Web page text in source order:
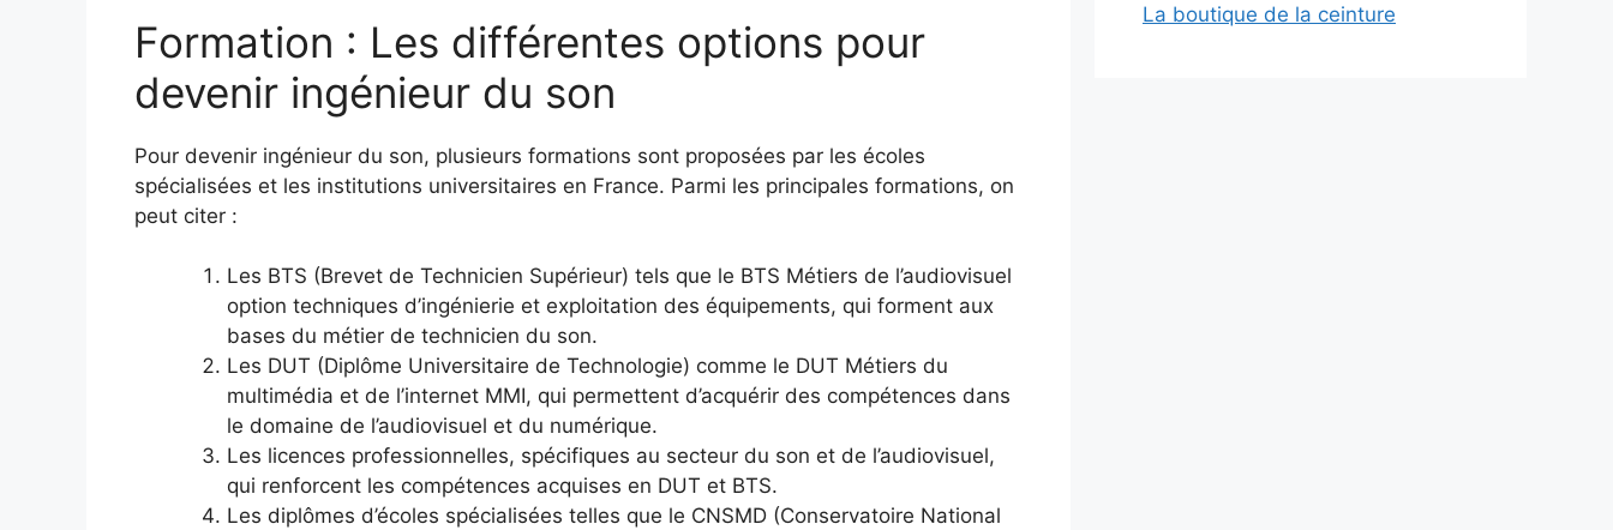
Formation : Les différentes options pour
devenir ingénieur du son
Pour devenir ingénieur du son, plusieurs formations sont proposées par les écoles
spécialisées et les institutions universitaires en France. Parmi les principales formations, on
peut citer :
Les BTS (Brevet de Technicien Supérieur) tels que le BTS Métiers de l’audiovisuel
option techniques d’ingénierie et exploitation des équipements, qui forment aux
bases du métier de technicien du son.
Les DUT (Diplôme Universitaire de Technologie) comme le DUT Métiers du
multimédia et de l’internet MMI, qui permettent d’acquérir des compétences dans
le domaine de l’audiovisuel et du numérique.
Les licences professionnelles, spécifiques au secteur du son et de l’audiovisuel,
qui renforcent les compétences acquises en DUT et BTS.
Les diplômes d’écoles spécialisées telles que le CNSMD (Conservatoire National
La boutique de la ceinture